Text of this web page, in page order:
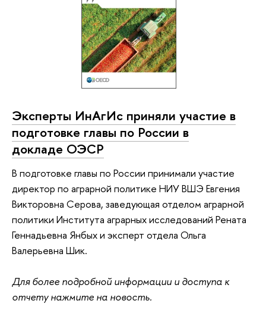
Эксперты ИнАгИс приняли участие в
подготовке главы по России в
докладе ОЭСР
В подготовке главы по России принимали участие
директор по аграрной политике НИУ ВШЭ Евгения
Викторовна Серова, заведующая отделом аграрной
политики Института аграрных исследований Рената
Геннадьевна Янбых и эксперт отдела Ольга
Валерьевна Шик.
Для более подробной информации и доступа к
отчету нажмите на новость.